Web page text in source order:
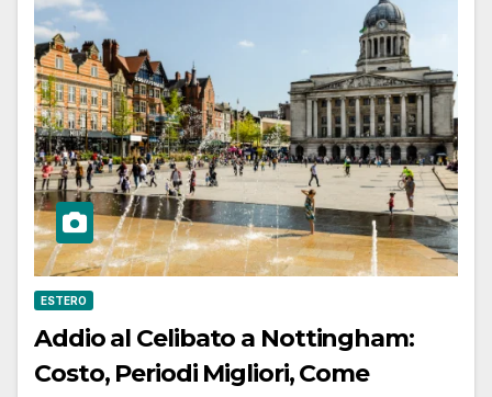
ESTERO
Addio al Celibato a Nottingham:
Costo, Periodi Migliori, Come